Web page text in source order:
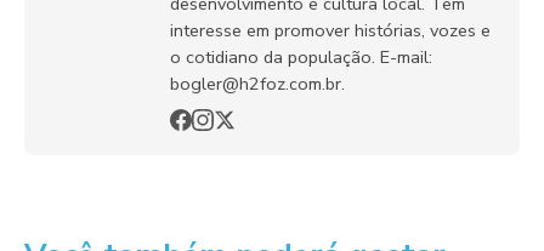
interesse em promover histórias, vozes e
o cotidiano da população. E-mail:
bogler@h2foz.com.br.